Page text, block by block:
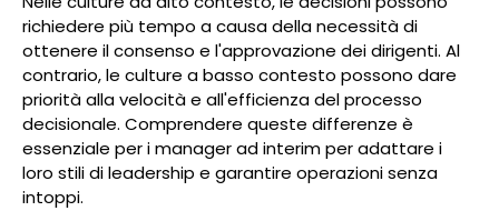
richiedere più tempo a causa della necessità di
ottenere il consenso e l'approvazione dei dirigenti. Al
contrario, le culture a basso contesto possono dare
priorità alla velocità e all'efficienza del processo
decisionale. Comprendere queste differenze è
essenziale per i manager ad interim per adattare i
loro stili di leadership e garantire operazioni senza
intoppi.